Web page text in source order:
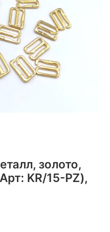
золото,
KR/15-PZ),